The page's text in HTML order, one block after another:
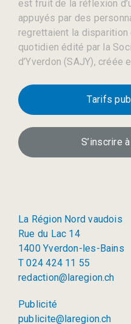
est fruit de la réflexion
appuyés par des
regrettaient la
quotidien édité par la
d’Yverdon (SAJY), créée
Tarifs
S’inscrire
La Région Nord vaudois
Rue du Lac 14
1400 Yverdon-les-Bains
T 024 424 11 55
redaction@laregion.ch
Publicité
publicite@laregion.ch